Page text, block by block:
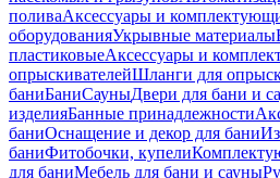
поливаАксессуары и
оборудованияУкрывные материалы
пластиковыеАксессуары и
опрыскивателейШланги для
баниБаниСауныДвери для бани и
изделияБанные принадлежности
баниОснащение и декор для бани
баниФитобочки, купели
для баниМебель для бани и сауны